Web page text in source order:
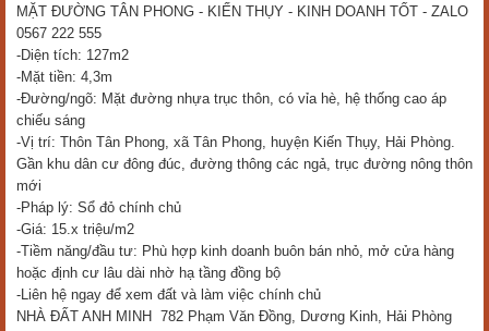
MẶT ĐƯỜNG TÂN PHONG - KIẾN THỤY - KINH DOANH TỐT - ZALO
0567 222 555
-Diện tích: 127m2
-Mặt tiền: 4,3m
-Đường/ngõ: Mặt đường nhựa trục thôn, có vỉa hè, hệ thống cao áp
chiếu sáng
-Vị trí: Thôn Tân Phong, xã Tân Phong, huyện Kiến Thụy, Hải Phòng.
Gần khu dân cư đông đúc, đường thông các ngả, trục đường nông thôn
mới
-Pháp lý: Sổ đỏ chính chủ
-Giá: 15.x triệu/m2
-Tiềm năng/đầu tư: Phù hợp kinh doanh buôn bán nhỏ, mở cửa hàng
hoặc định cư lâu dài nhờ hạ tầng đồng bộ
-Liên hệ ngay để xem đất và làm việc chính chủ
NHÀ ĐẤT ANH MINH  782 Phạm Văn Đồng, Dương Kinh, Hải Phòng